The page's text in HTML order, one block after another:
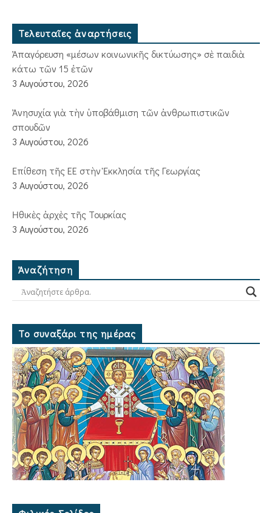
Τελευταῖες ἀναρτήσεις
Ἀπαγόρευση «μέσων κοινωνικῆς δικτύωσης» σὲ παιδιὰ
κάτω τῶν 15 ἐτῶν
3 Αυγούστου, 2026
Ἀνησυχία γιὰ τὴν ὑποβάθμιση τῶν ἀνθρωπιστικῶν
σπουδῶν
3 Αυγούστου, 2026
Ἐπίθεση τῆς ΕΕ στὴν Ἐκκλησία τῆς Γεωργίας
3 Αυγούστου, 2026
Ἠθικὲς ἀρχὲς τῆς Τουρκίας
3 Αυγούστου, 2026
Ἀναζήτηση
Το συναξάρι της ημέρας